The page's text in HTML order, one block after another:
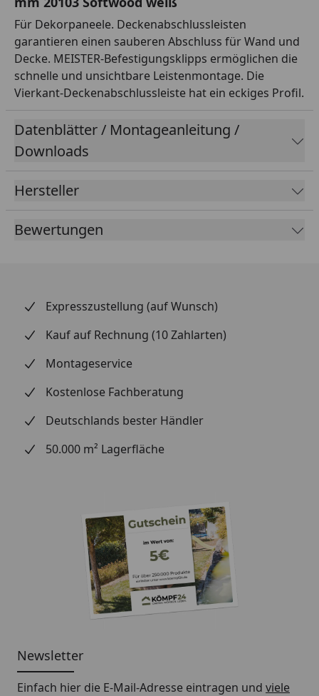
Für Dekorpaneele. Deckenabschlussleisten
garantieren einen sauberen Abschluss für Wand und
Decke. MEISTER-Befestigungsklipps ermöglichen die
schnelle und unsichtbare Leistenmontage. Die
Vierkant-Deckenabschlussleiste hat ein eckiges Profil.
Datenblätter / Montageanleitung /
Downloads
Hersteller
Bewertungen
Expresszustellung (auf Wunsch)
Kauf auf Rechnung (10 Zahlarten)
Montageservice
Kostenlose Fachberatung
Deutschlands bester Händler
50.000 m² Lagerfläche
Newsletter
Einfach hier die E-Mail-Adresse eintragen und viele